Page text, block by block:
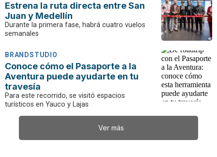
Estrena la ruta directa entre San
Juan y Medellín
Durante la primera fase, habrá cuatro vuelos
semanales
BRANDSTUDIO
Conoce cómo el Pasaporte a la
Aventura puede ayudarte en tu
travesía
Para este recorrido, se visitó espacios
turísticos en Yauco y Lajas
Ver más